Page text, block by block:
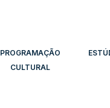
PROGRAMAÇÃO
CULTURAL